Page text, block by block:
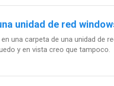
unidad de red
una carpeta de una unidad de
y en vista creo que tampoco.